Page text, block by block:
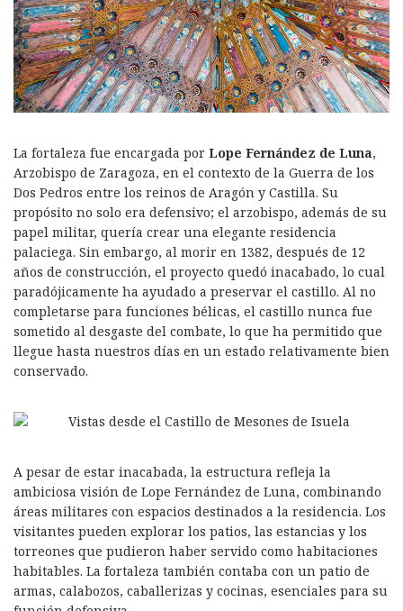
La fortaleza fue encargada por Lope Fernández de Luna,
Arzobispo de Zaragoza, en el contexto de la Guerra de los
Dos Pedros entre los reinos de Aragón y Castilla. Su
propósito no solo era defensivo; el arzobispo, además de su
papel militar, quería crear una elegante residencia
palaciega. Sin embargo, al morir en 1382, después de 12
años de construcción, el proyecto quedó inacabado, lo cual
paradójicamente ha ayudado a preservar el castillo. Al no
completarse para funciones bélicas, el castillo nunca fue
sometido al desgaste del combate, lo que ha permitido que
llegue hasta nuestros días en un estado relativamente bien
conservado.
A pesar de estar inacabada, la estructura refleja la
ambiciosa visión de Lope Fernández de Luna, combinando
áreas militares con espacios destinados a la residencia. Los
visitantes pueden explorar los patios, las estancias y los
torreones que pudieron haber servido como habitaciones
habitables. La fortaleza también contaba con un patio de
armas, calabozos, caballerizas y cocinas, esenciales para su